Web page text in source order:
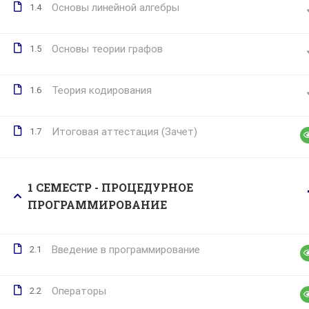
1.4 Основы линейной алгебры
1.5 Основы теории графов
1.6 Теория кодирования
1.7 Итоговая аттестация (Зачет)
1 СЕМЕСТР - ПРОЦЕДУРНОЕ
ПРОГРАММИРОВАНИЕ
2.1 Введение в программирование
2.2 Операторы